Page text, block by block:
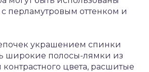
перламутровым оттенком и
украшением спинки
широкие полосы-лямки из
контрастного цвета, расшитые